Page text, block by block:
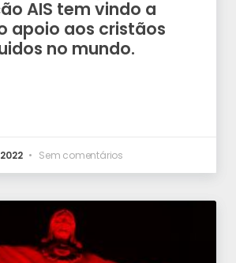
AIS tem vindo a
apoio aos cristãos
no mundo.
Sem comentários